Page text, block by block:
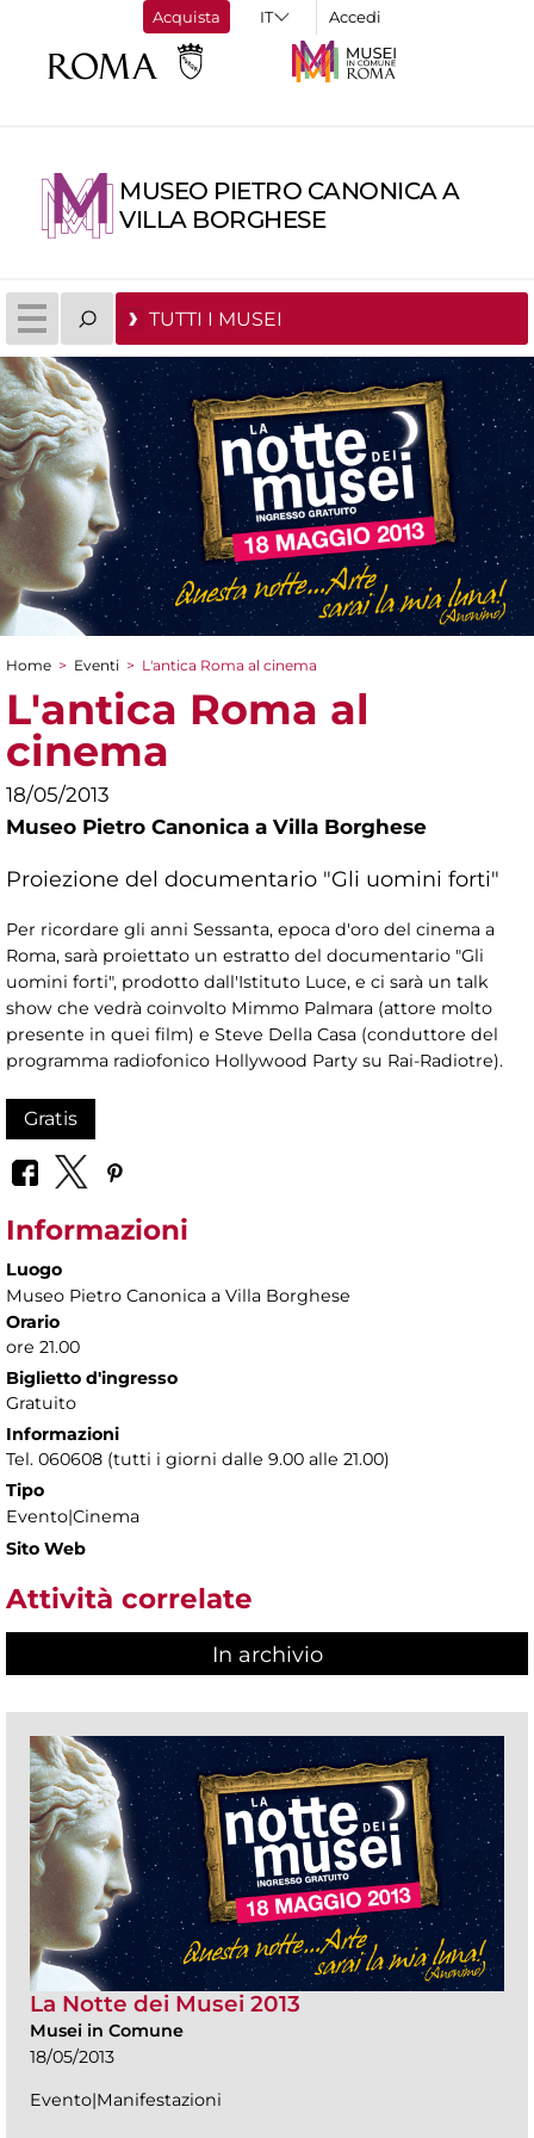
Acquista Accedi
MUSEO PIETRO CANONICA A
VILLA BORGHESE
TUTTI I MUSEI
Tu sei qui
Home > Eventi > L'antica Roma al cinema
L'antica Roma al
cinema
18/05/2013
Museo Pietro Canonica a Villa Borghese
Proiezione del documentario "Gli uomini forti"
Per ricordare gli anni Sessanta, epoca d'oro del cinema a
Roma, sarà proiettato un estratto del documentario "Gli
uomini forti", prodotto dall'Istituto Luce, e ci sarà un talk
show che vedrà coinvolto Mimmo Palmara (attore molto
presente in quei film) e Steve Della Casa (conduttore del
programma radiofonico Hollywood Party su Rai-Radiotre).
Gratis
Informazioni
Luogo
Museo Pietro Canonica a Villa Borghese
Orario
ore 21.00
Biglietto d'ingresso
Gratuito
Informazioni
Tel. 060608 (tutti i giorni dalle 9.00 alle 21.00)
Tipo
Evento|Cinema
Sito Web
Attività correlate
In archivio
La Notte dei Musei 2013
Musei in Comune
18/05/2013
Evento|Manifestazioni